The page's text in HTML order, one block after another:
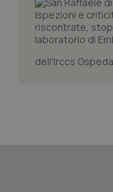
dell'Irccs